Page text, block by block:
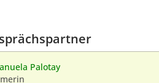
Palotay